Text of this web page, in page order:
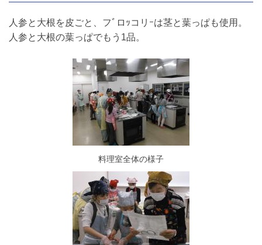
人参と大根を皮ごと、フﾞロｯコリｰは茎と葉っぱも使用。
人参と大根の葉っぱでもう1品。
料理室全体の様子